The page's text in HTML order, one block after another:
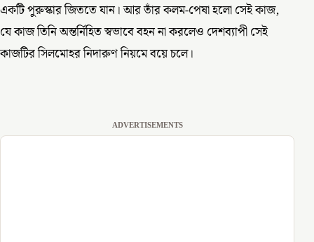
একটি পুরুস্কার জিততে যান। আর তাঁর কলম-পেষা হলো সেই কাজ,
যে কাজ তিনি অন্তর্নিহিত স্বভাবে বহন না করলেও দেশব্যাপী সেই
কাজটির সিলমোহর নিদারুণ নিয়মে বয়ে চলে।
ADVERTISEMENTS